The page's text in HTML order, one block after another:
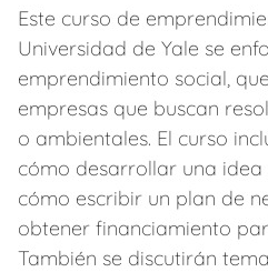
Este curso de
Universidad de Yale se
emprendimiento social,
empresas que buscan
o ambientales. El curso
cómo desarrollar una
cómo escribir un plan de
obtener financiamiento
También se discutirán